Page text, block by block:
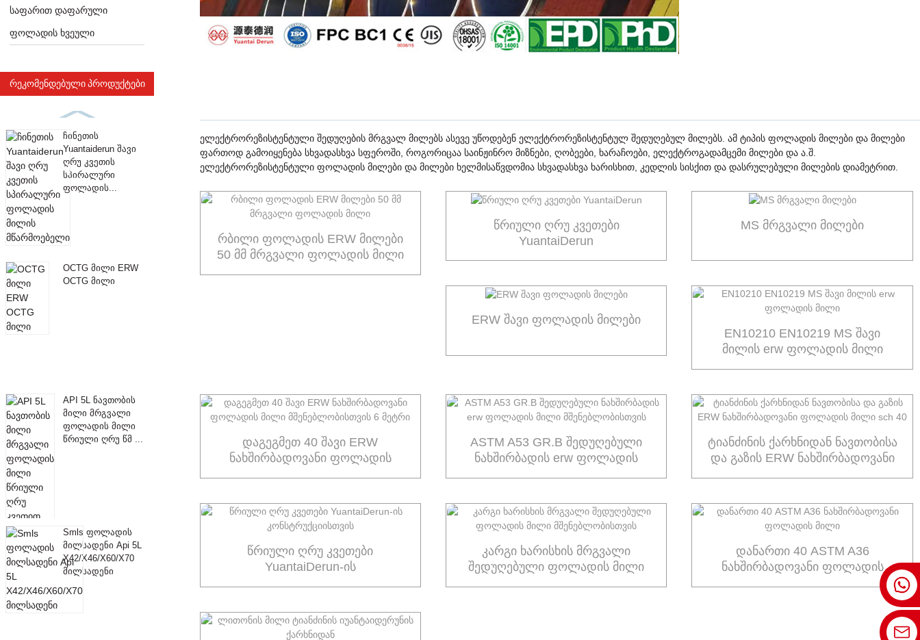
ᲡᲐᲤᲐᲠᲘᲗ ᲓᲐᲤᲐᲠᲣᲚᲘ
ᲤᲝᲚᲐᲓᲘᲡ ᲮᲕᲔᲣᲚᲘ
ᲠᲔᲙᲝᲛᲔᲜᲓᲔᲑᲣᲚᲘ ᲞᲠᲝᲓᲣᲥᲢᲔᲑᲘ
ჩინეთის
Yuantaiderun შავი
ღრუ კვეთის
სპირალური
ფოლადის...
OCTG მილი ERW
OCTG მილი
API 5L ნავთობის
მილი მრგვალი
ფოლადის მილი
წრიული ღრუ წმ ...
Smls ფოლადის
მილსადენი Api 5L
X42/X46/X60/X70
მილსადენი
ელექტრორეზისტენტული შედუღების მრგვალ მილებს ასევე უწოდებენ ელექტრორეზისტენტულ შედუღებულ მილებს. ამ ტიპის ფოლადის მილები და მილები
ფართოდ გამოიყენება სხვადასხვა სფეროში, როგორიცაა საინჟინრო მიზნები, ღობეები, ხარაჩოები, ელექტროგადამცემი მილები და ა.შ.
ელექტრორეზისტენტული ფოლადის მილები და მილები ხელმისაწვდომია სხვადასხვა ხარისხით, კედლის სისქით და დასრულებული მილების დიამეტრით.
რბილი ფოლადის ERW მილები
50 მმ მრგვალი ფოლადის მილი
წრიული ღრუ კვეთები
YuantaiDerun
MS მრგვალი მილები
ERW შავი ფოლადის მილები
EN10210 EN10219 MS შავი
მილის erw ფოლადის მილი
დაგეგმეთ 40 შავი ERW
ნახშირბადოვანი ფოლადის
ASTM A53 GR.B შედუღებული
ნახშირბადის erw ფოლადის
ტიანძინის ქარხნიდან ნავთობისა
და გაზის ERW ნახშირბადოვანი
წრიული ღრუ კვეთები
YuantaiDerun-ის
კარგი ხარისხის მრგვალი
შედუღებული ფოლადის მილი
დანართი 40 ASTM A36
ნახშირბადოვანი ფოლადის